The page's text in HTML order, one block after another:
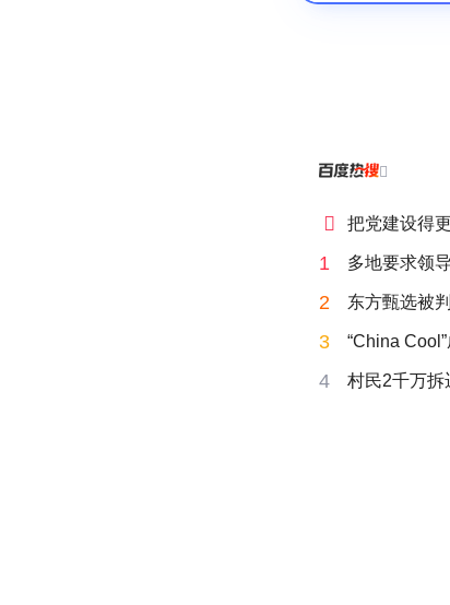

 把党建设得
1 多地要求领
2 东方甄选被
3 “China
4 村民2千万拆